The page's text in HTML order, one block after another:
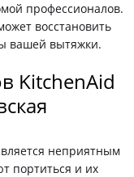
профессионалов.
восстановить
вашей вытяжки.
KitchenAid
неприятным
портиться и их